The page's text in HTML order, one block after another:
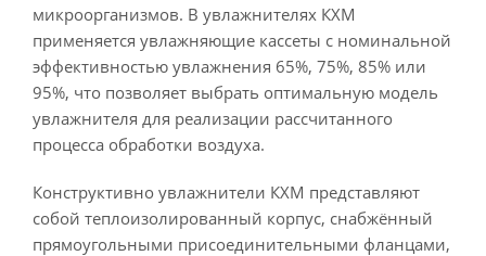
микроорганизмов. В увлажнителях КХМ
применяется увлажняющие кассеты с номинальной
эффективностью увлажнения 65%, 75%, 85% или
95%, что позволяет выбрать оптимальную модель
увлажнителя для реализации рассчитанного
процесса обработки воздуха.
Конструктивно увлажнители КХМ представляют
собой теплоизолированный корпус, снабжённый
прямоугольными присоединительными фланцами,